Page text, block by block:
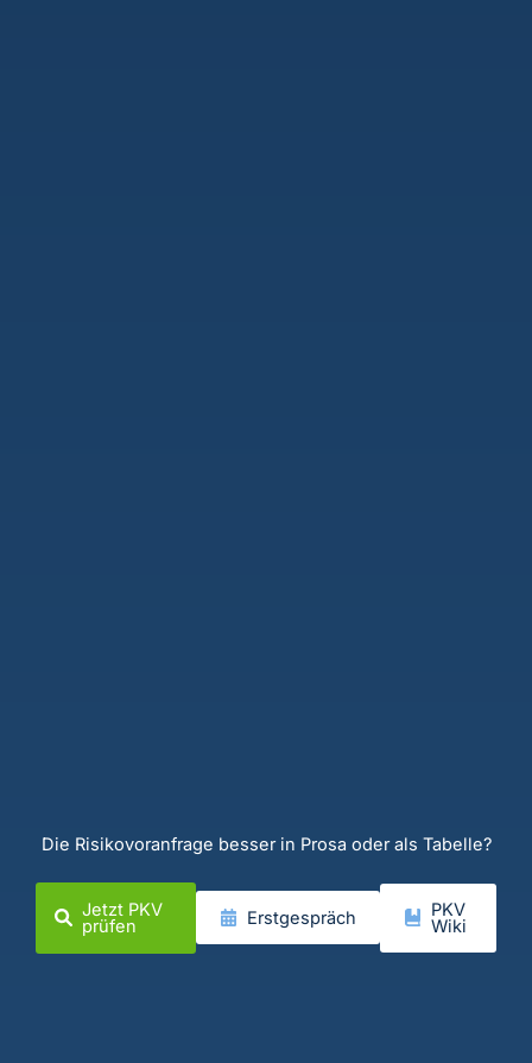
Die Risikovoranfrage besser in Prosa oder als Tabelle?
Jetzt PKV
prüfen Erstgespräch PKV
Wiki